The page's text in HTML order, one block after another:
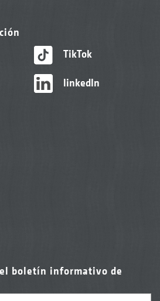
TikTok
linkedIn
boletín informativo de